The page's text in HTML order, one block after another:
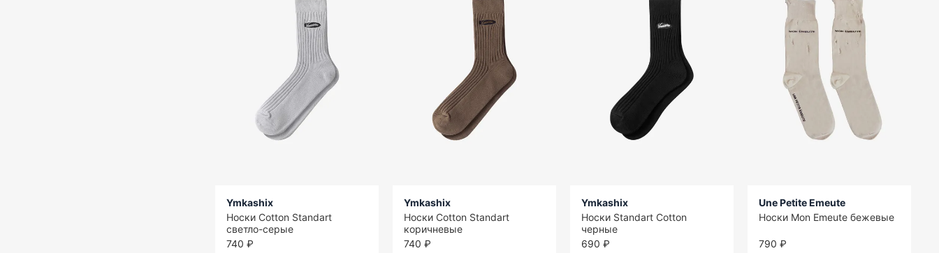
Ymkashix
Носки Cotton Standart
светло-серые
740 ₽
Ymkashix
Носки Cotton Standart
коричневые
740 ₽
Ymkashix
Носки Standart Cotton
черные
690 ₽
Une Petite Emeute
Носки Mon Emeute бежевые
790 ₽